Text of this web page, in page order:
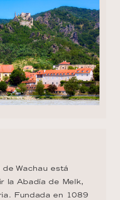
Wachau está
la Abadía de Melk,
Fundada en 1089